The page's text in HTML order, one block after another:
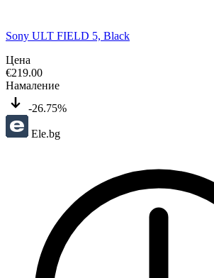
Sony ULT FIELD 5, Black
Цена
€219.00
Намаление
-26.75%
Ele.bg